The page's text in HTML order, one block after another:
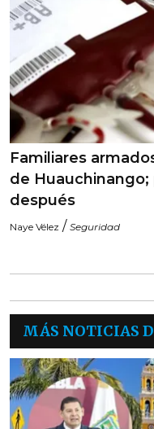
Familiares
de
después
Naye Vélez / Seguridad
MÁS NOTICIAS